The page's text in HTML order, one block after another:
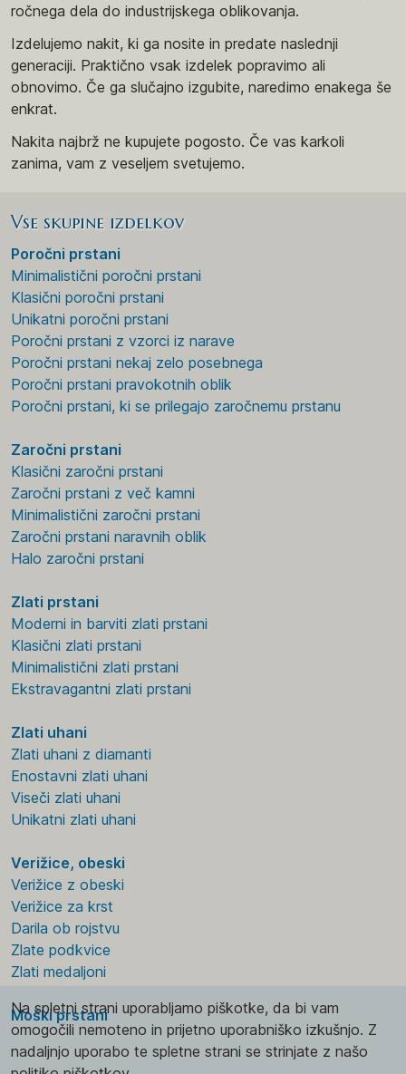
ročnega dela do industrijskega oblikovanja.
Izdelujemo nakit, ki ga nosite in predate naslednji
generaciji. Praktično vsak izdelek popravimo ali
obnovimo. Če ga slučajno izgubite, naredimo enakega še
enkrat.
Nakita najbrž ne kupujete pogosto. Če vas karkoli
zanima, vam z veseljem svetujemo.
Vse skupine izdelkov
Poročni prstani
Minimalistični poročni prstani
Klasični poročni prstani
Unikatni poročni prstani
Poročni prstani z vzorci iz narave
Poročni prstani nekaj zelo posebnega
Poročni prstani pravokotnih oblik
Poročni prstani, ki se prilegajo zaročnemu prstanu
Zaročni prstani
Klasični zaročni prstani
Zaročni prstani z več kamni
Minimalistični zaročni prstani
Zaročni prstani naravnih oblik
Halo zaročni prstani
Zlati prstani
Moderni in barviti zlati prstani
Klasični zlati prstani
Minimalistični zlati prstani
Ekstravagantni zlati prstani
Zlati uhani
Zlati uhani z diamanti
Enostavni zlati uhani
Viseči zlati uhani
Unikatni zlati uhani
Verižice, obeski
Verižice z obeski
Verižice za krst
Darila ob rojstvu
Zlate podkvice
Zlati medaljoni
Moški prstani
Na spletni strani uporabljamo piškotke, da bi vam
omogočili nemoteno in prijetno uporabniško izkušnjo. Z
nadaljnjo uporabo te spletne strani se strinjate z našo